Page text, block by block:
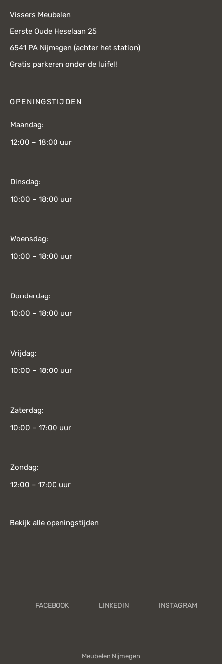
Vissers Meubelen
Eerste Oude Heselaan 25
6541 PA Nijmegen (achter het station)
Gratis parkeren onder de luifel!
OPENINGSTIJDEN
Maandag:
12:00 – 18:00 uur
Dinsdag:
10:00 – 18:00 uur
Woensdag:
10:00 – 18:00 uur
Donderdag:
10:00 – 18:00 uur
Vrijdag:
10:00 – 18:00 uur
Zaterdag:
10:00 – 17:00 uur
Zondag:
12:00 – 17:00 uur
Bekijk alle openingstijden
Meubelen Nijmegen